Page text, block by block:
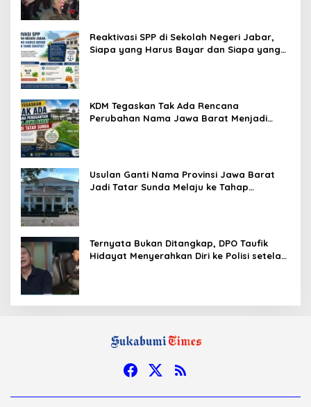
Reaktivasi SPP di Sekolah Negeri Jabar,
Siapa yang Harus Bayar dan Siapa yang
KDM Tegaskan Tak Ada Rencana
Perubahan Nama Jawa Barat Menjadi
Usulan Ganti Nama Provinsi Jawa Barat
Jadi Tatar Sunda Melaju ke Tahap
Ternyata Bukan Ditangkap, DPO Taufik
Hidayat Menyerahkan Diri ke Polisi setelah